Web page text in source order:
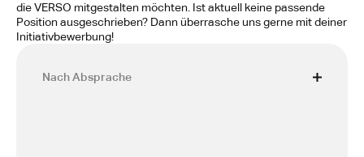
die VERSO mitgestalten möchten. Ist aktuell keine passende
Position ausgeschrieben? Dann überrasche uns gerne mit deiner
Initiativbewerbung!
Nach Absprache